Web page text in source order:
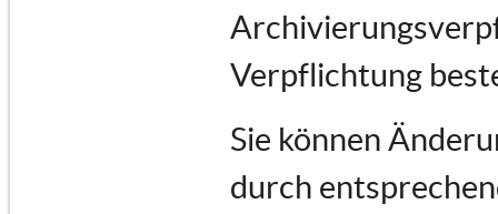
Verpflichtung
Sie können
durch